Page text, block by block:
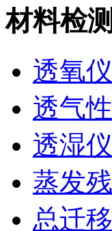
材料检
透氧仪
透气
透湿仪
蒸发
总迁